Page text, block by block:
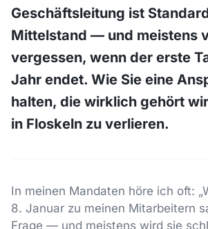
Geschäftsleitung ist
Mittelstand — und meistens
vergessen, wenn der erste
Jahr endet. Wie Sie eine
halten, die wirklich gehört
in Floskeln zu verlieren.
In meinen Mandaten höre ich oft:
8. Januar zu meinen Mitarbeitern
Frage — und meistens wird sie